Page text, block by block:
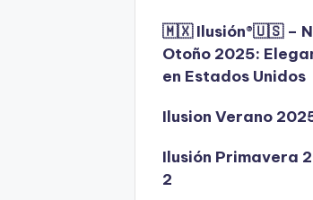
🇲🇽 Ilusión®️🇺🇸 –
Otoño 2025:
en Estados Unidos
Ilusion Verano
Ilusión Primavera
2